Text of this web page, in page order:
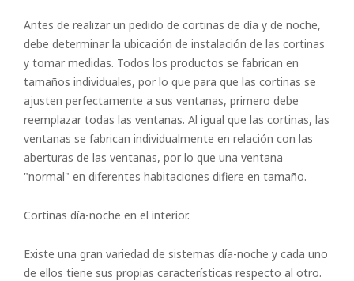
Antes de realizar un pedido de cortinas de día y de noche,
debe determinar la ubicación de instalación de las cortinas
y tomar medidas. Todos los productos se fabrican en
tamaños individuales, por lo que para que las cortinas se
ajusten perfectamente a sus ventanas, primero debe
reemplazar todas las ventanas. Al igual que las cortinas, las
ventanas se fabrican individualmente en relación con las
aberturas de las ventanas, por lo que una ventana
"normal" en diferentes habitaciones difiere en tamaño.
Cortinas día-noche en el interior.
Existe una gran variedad de sistemas día-noche y cada uno
de ellos tiene sus propias características respecto al otro.